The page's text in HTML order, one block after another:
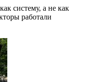
систему, а не как
работали